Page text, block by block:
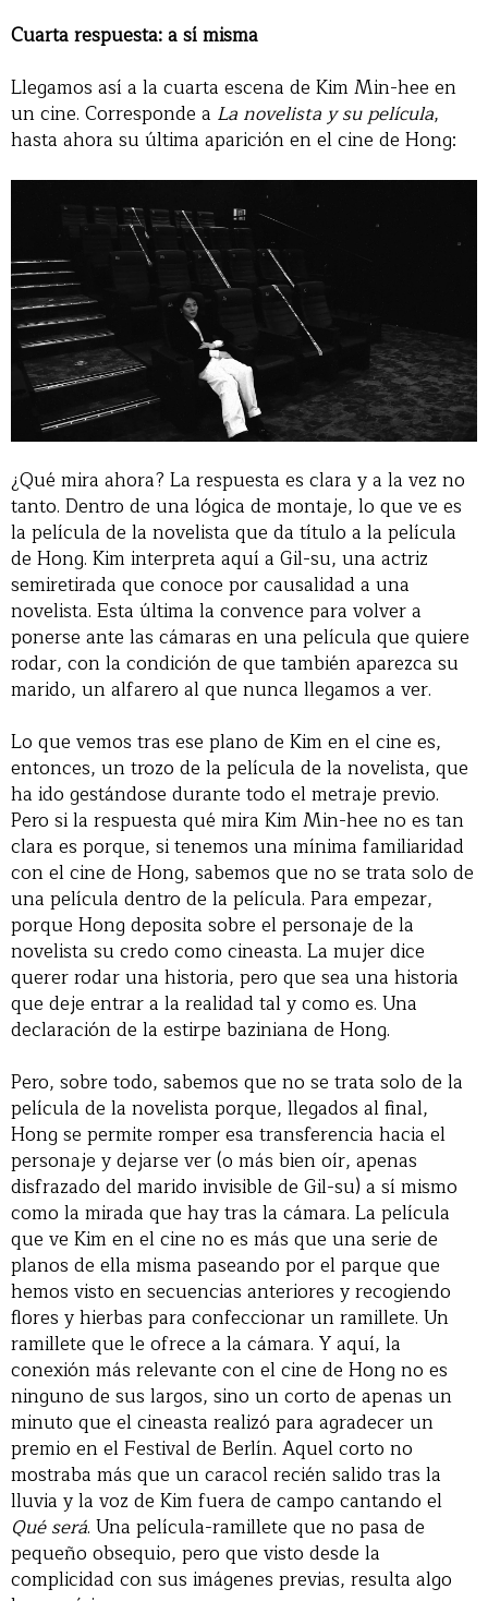
Cuarta respuesta: a sí misma
Llegamos así a la cuarta escena de Kim Min-hee en
un cine. Corresponde a La novelista y su película,
hasta ahora su última aparición en el cine de Hong:
¿Qué mira ahora? La respuesta es clara y a la vez no
tanto. Dentro de una lógica de montaje, lo que ve es
la película de la novelista que da título a la película
de Hong. Kim interpreta aquí a Gil-su, una actriz
semiretirada que conoce por causalidad a una
novelista. Esta última la convence para volver a
ponerse ante las cámaras en una película que quiere
rodar, con la condición de que también aparezca su
marido, un alfarero al que nunca llegamos a ver.
Lo que vemos tras ese plano de Kim en el cine es,
entonces, un trozo de la película de la novelista, que
ha ido gestándose durante todo el metraje previo.
Pero si la respuesta qué mira Kim Min-hee no es tan
clara es porque, si tenemos una mínima familiaridad
con el cine de Hong, sabemos que no se trata solo de
una película dentro de la película. Para empezar,
porque Hong deposita sobre el personaje de la
novelista su credo como cineasta. La mujer dice
querer rodar una historia, pero que sea una historia
que deje entrar a la realidad tal y como es. Una
declaración de la estirpe baziniana de Hong.
Pero, sobre todo, sabemos que no se trata solo de la
película de la novelista porque, llegados al final,
Hong se permite romper esa transferencia hacia el
personaje y dejarse ver (o más bien oír, apenas
disfrazado del marido invisible de Gil-su) a sí mismo
como la mirada que hay tras la cámara. La película
que ve Kim en el cine no es más que una serie de
planos de ella misma paseando por el parque que
hemos visto en secuencias anteriores y recogiendo
flores y hierbas para confeccionar un ramillete. Un
ramillete que le ofrece a la cámara. Y aquí, la
conexión más relevante con el cine de Hong no es
ninguno de sus largos, sino un corto de apenas un
minuto que el cineasta realizó para agradecer un
premio en el Festival de Berlín. Aquel corto no
mostraba más que un caracol recién salido tras la
lluvia y la voz de Kim fuera de campo cantando el
Qué será. Una película-ramillete que no pasa de
pequeño obsequio, pero que visto desde la
complicidad con sus imágenes previas, resulta algo